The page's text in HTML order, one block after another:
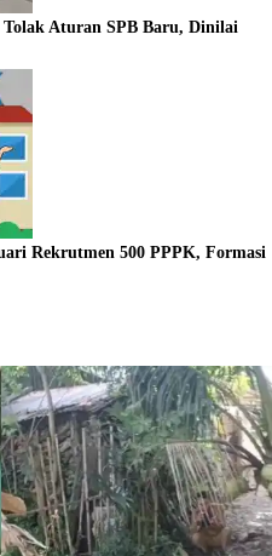
Aturan SPB Baru, Dinilai
Rekrutmen 500 PPPK, Formasi